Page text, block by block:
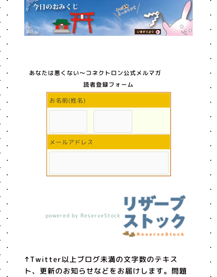
あなたは悪くない〜コネクトロン公式メルマガ
読者登録フォーム
お名前(姓名)
メールアドレス
powered by ReserveStock
↑Twitter以上ブログ未満の文字数のテキス
ト、更新のお知らせなどをお届けします。問題